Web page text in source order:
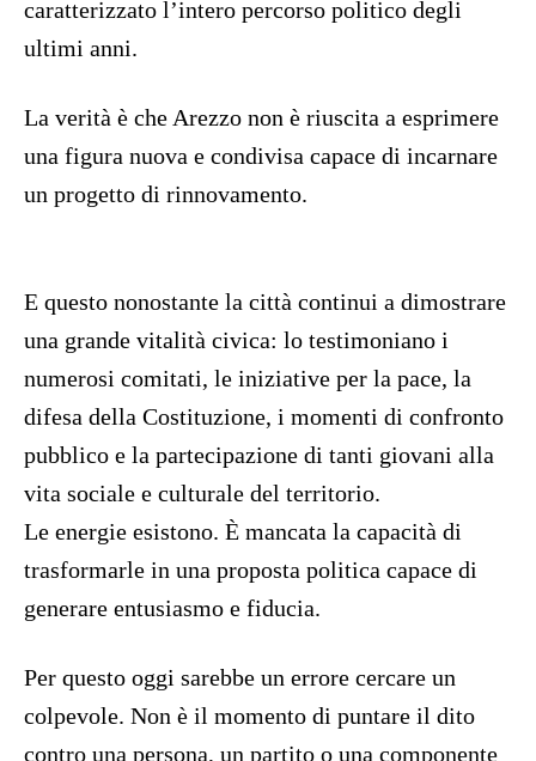
caratterizzato l’intero percorso politico degli
ultimi anni.
La verità è che Arezzo non è riuscita a esprimere
una figura nuova e condivisa capace di incarnare
un progetto di rinnovamento.
E questo nonostante la città continui a dimostrare
una grande vitalità civica: lo testimoniano i
numerosi comitati, le iniziative per la pace, la
difesa della Costituzione, i momenti di confronto
pubblico e la partecipazione di tanti giovani alla
vita sociale e culturale del territorio.
Le energie esistono. È mancata la capacità di
trasformarle in una proposta politica capace di
generare entusiasmo e fiducia.
Per questo oggi sarebbe un errore cercare un
colpevole. Non è il momento di puntare il dito
contro una persona, un partito o una componente